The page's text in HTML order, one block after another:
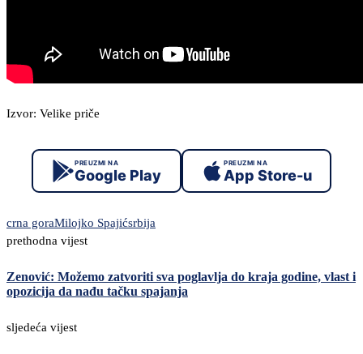
Izvor: Velike priče
PREUZMI NA
Google Play
PREUZMI NA
App Store-u
crna goraMilojko Spajićsrbija
prethodna vijest
Zenović: Možemo zatvoriti sva poglavlja do kraja godine, vlast i
opozicija da nađu tačku spajanja
sljedeća vijest